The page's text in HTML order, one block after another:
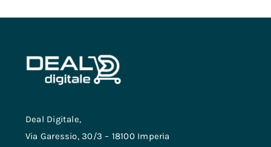
Deal Digitale,
Via Garessio, 30/3 – 18100 Imperia